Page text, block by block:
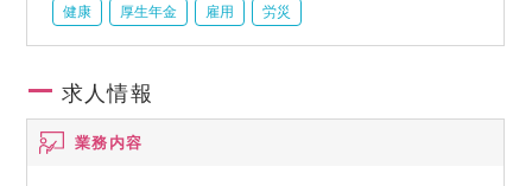
健康 厚生年金 雇用 労災
求人情報
業務内容